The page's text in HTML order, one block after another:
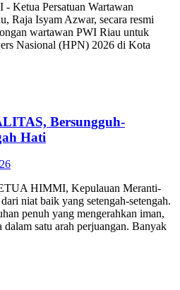
Ketua Persatuan Wartawan
Raja Isyam Azwar, secara resmi
wartawan PWI Riau untuk
Nasional (HPN) 2026 di Kota
Bersungguh-
Hati
HIMMI, Kepulauan Meranti-
niat baik yang setengah-setengah.
penuh yang mengerahkan iman,
satu arah perjuangan. Banyak